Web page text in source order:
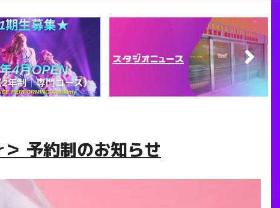
予約制のお知らせ